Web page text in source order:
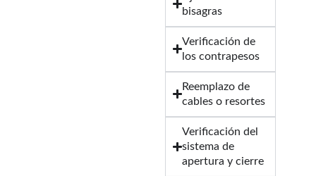
bisagras
Verificación de
los contrapesos
Reemplazo de
cables o resortes
Verificación del
sistema de
apertura y cierre